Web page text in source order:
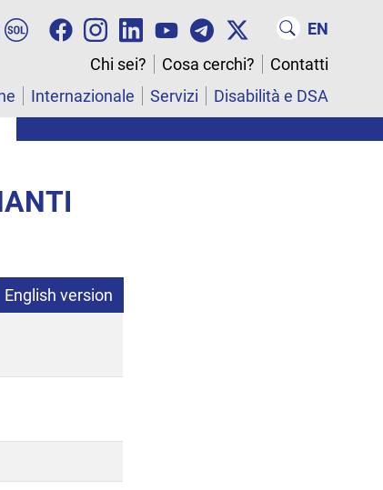
EN
Chi sei?
Cosa cerchi?
Contatti
Internazionale Servizi Disabilità e DSA
English version